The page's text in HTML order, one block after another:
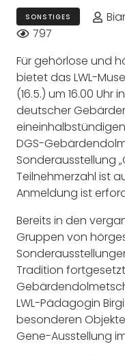
SONSTIGES
797
Für gehörlose und
bietet das LWL-
(16.5.) um 16.00 Uhr
deutscher
DGS-
Sonderausstellung
Teilnehmerzahl ist
Anmeldung ist
Bereits in den
Gruppen von
Tradition
LWL-Pädagogin
besonderen
Gene-Ausstellung